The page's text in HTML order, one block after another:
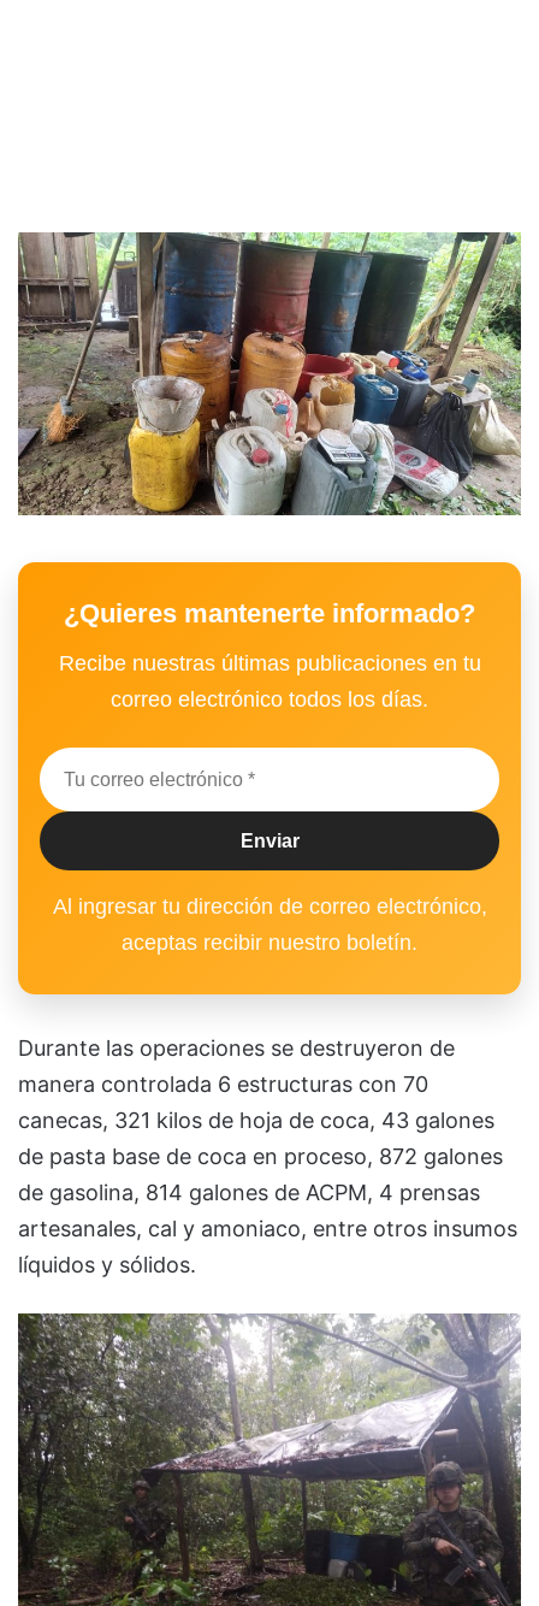
¿Quieres mantenerte informado?
Recibe nuestras últimas publicaciones en tu
correo electrónico todos los días.
Al ingresar tu dirección de correo electrónico,
aceptas recibir nuestro boletín.
Durante las operaciones se destruyeron de
manera controlada 6 estructuras con 70
canecas, 321 kilos de hoja de coca, 43 galones
de pasta base de coca en proceso, 872 galones
de gasolina, 814 galones de ACPM, 4 prensas
artesanales, cal y amoniaco, entre otros insumos
líquidos y sólidos.